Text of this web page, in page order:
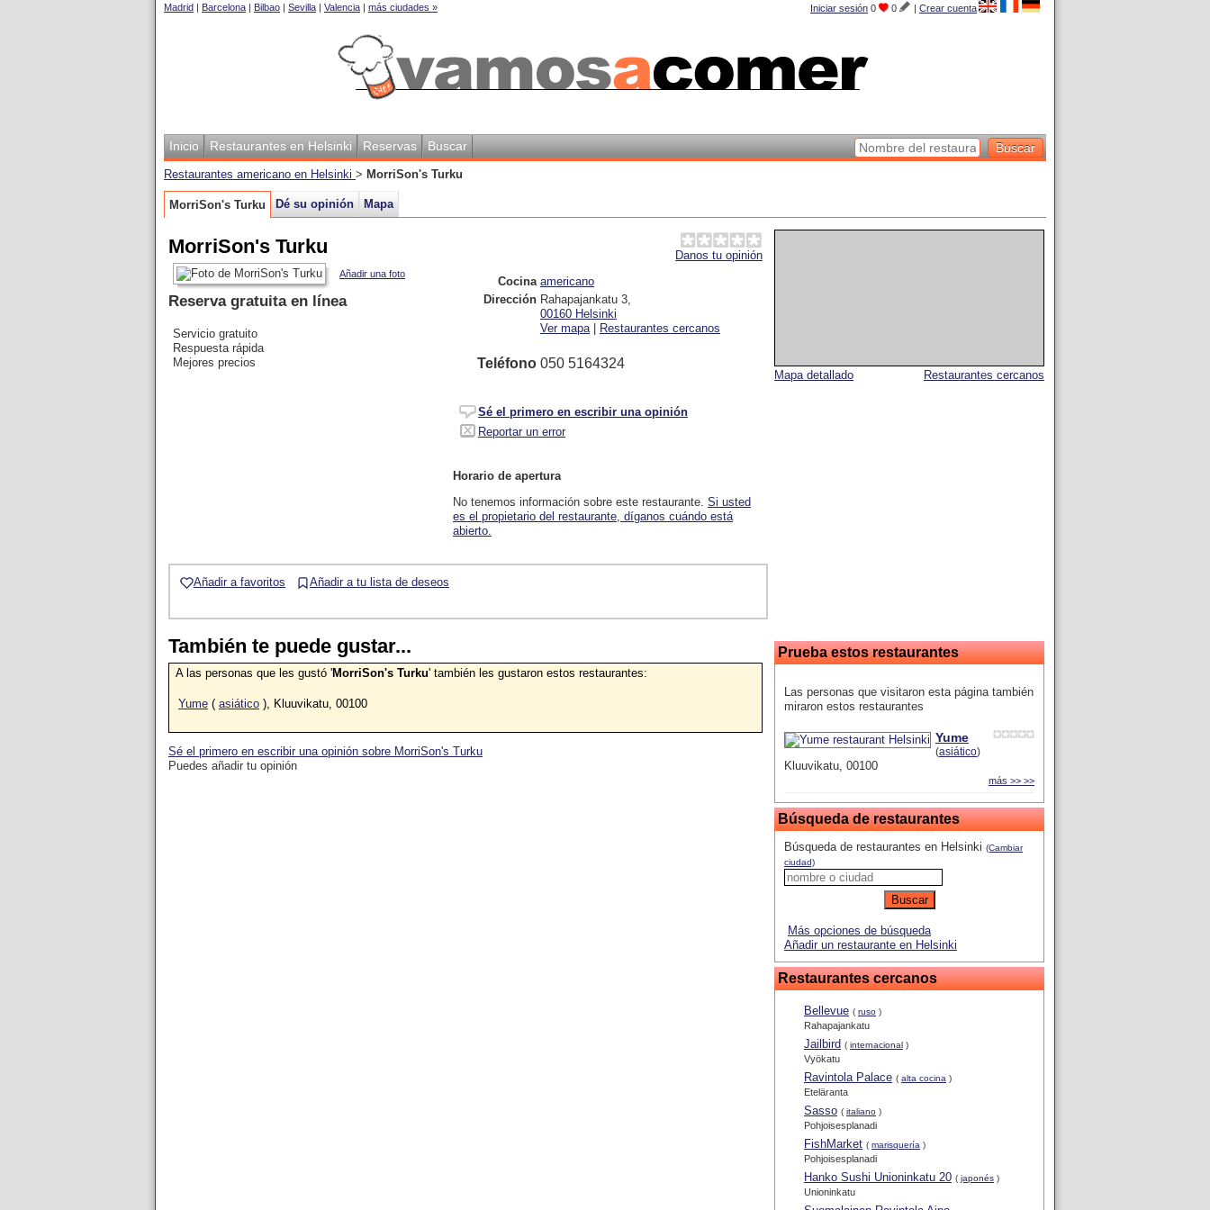
Iniciar sesión 0 0 | Crear cuenta
Madrid | Barcelona | Bilbao | Sevilla | Valencia | más ciudades »
Inicio Restaurantes en Helsinki Reservas Buscar
Restaurantes americano en Helsinki > MorriSon's Turku
MorriSon's Turku Dé su opinión Mapa
Restaurantes cercanos
Mapa detallado
Prueba estos restaurantes
Las personas que visitaron esta página también
miraron estos restaurantes
Yume
(asiático)
Kluuvikatu, 00100
más >> >>
Búsqueda de restaurantes
Búsqueda de restaurantes en Helsinki (Cambiar
ciudad)
Más opciones de búsqueda
Añadir un restaurante en Helsinki
Restaurantes cercanos
Bellevue ( ruso )
Rahapajankatu
Jailbird ( internacional )
Vyökatu
Ravintola Palace ( alta cocina )
Eteläranta
Sasso ( italiano )
Pohjoisesplanadi
FishMarket ( marisquería )
Pohjoisesplanadi
Hanko Sushi Unioninkatu 20 ( japonés )
Unioninkatu
Danos tu opinión
MorriSon's Turku
Cocina americano
Dirección Rahapajankatu 3,
00160 Helsinki
Ver mapa| Restaurantes cercanos
Teléfono 050 5164324
Sé el primero en escribir una opinión
Reportar un error
Horario de apertura
No tenemos información sobre este restaurante. Si usted
es el propietario del restaurante, díganos cuándo está
abierto.
Añadir una foto
Reserva gratuita en línea
Servicio gratuito
Respuesta rápida
Mejores precios
Añadir a favoritos Añadir a tu lista de deseos
También te puede gustar...
A las personas que les gustó 'MorriSon's Turku' también les gustaron estos restaurantes:
Yume ( asiático ), Kluuvikatu, 00100
Sé el primero en escribir una opinión sobre MorriSon's Turku
Puedes añadir tu opinión